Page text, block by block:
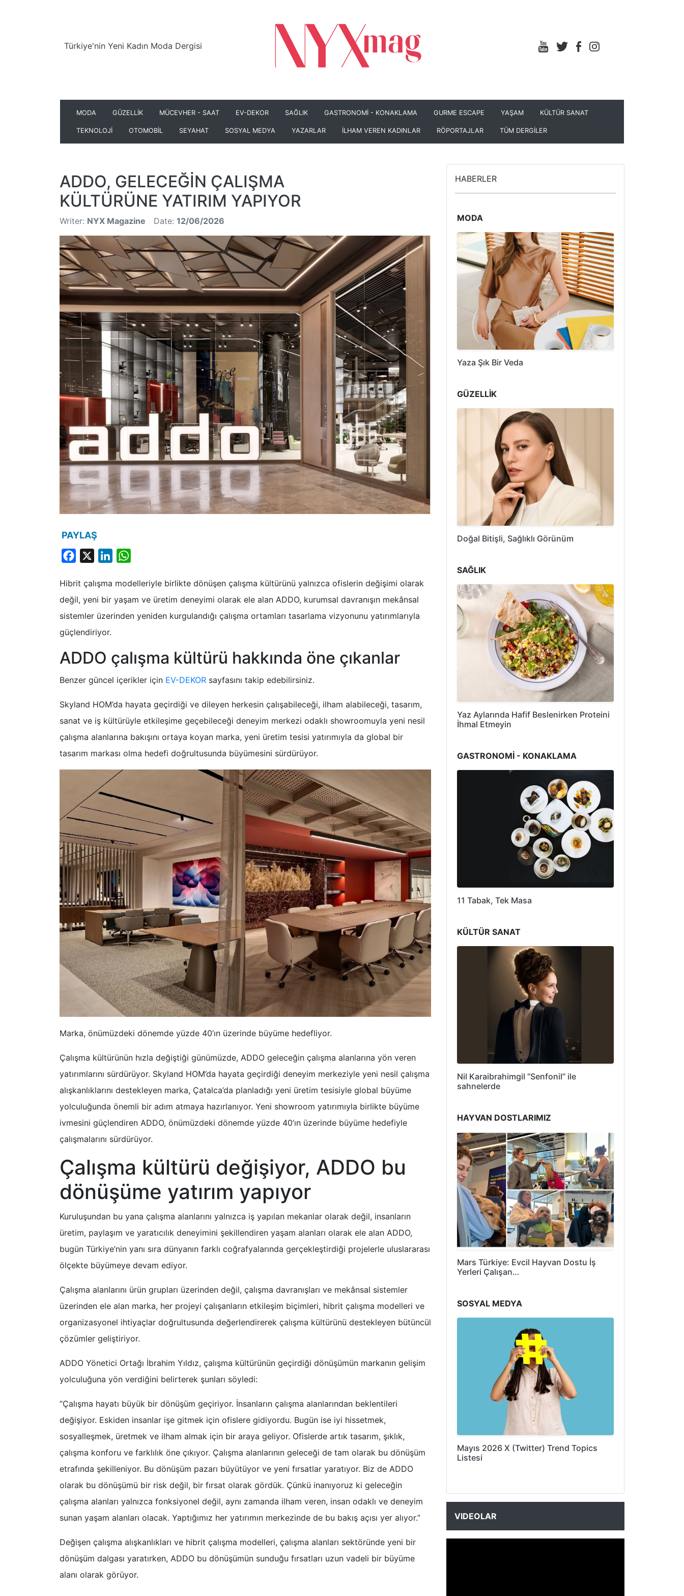
Türkiye'nin Yeni Kadın Moda Dergisi
MODA GÜZELLİK MÜCEVHER - SAAT EV-DEKOR SAĞLIK GASTRONOMİ - KONAKLAMA GURME ESCAPE YAŞAM KÜLTÜR SANAT
TEKNOLOJİ OTOMOBİL SEYAHAT SOSYAL MEDYA YAZARLAR İLHAM VEREN KADINLAR RÖPORTAJLAR TÜM DERGİLER
ADDO, GELECEĞİN ÇALIŞMA
KÜLTÜRÜNE YATIRIM YAPIYOR
Writer: NYX Magazine Date: 12/06/2026
PAYLAŞ
Facebook LinkedIn
Hibrit çalışma modelleriyle birlikte dönüşen çalışma kültürünü yalnızca ofislerin değişimi olarak
değil, yeni bir yaşam ve üretim deneyimi olarak ele alan ADDO, kurumsal davranışın mekânsal
sistemler üzerinden yeniden kurgulandığı çalışma ortamları tasarlama vizyonunu yatırımlarıyla
güçlendiriyor.
ADDO çalışma kültürü hakkında öne çıkanlar
Benzer güncel içerikler için EV-DEKOR sayfasını takip edebilirsiniz.
Skyland HOM’da hayata geçirdiği ve dileyen herkesin çalışabileceği, ilham alabileceği, tasarım,
sanat ve iş kültürüyle etkileşime geçebileceği deneyim merkezi odaklı showroomuyla yeni nesil
çalışma alanlarına bakışını ortaya koyan marka, yeni üretim tesisi yatırımıyla da global bir
tasarım markası olma hedefi doğrultusunda büyümesini sürdürüyor.
Marka, önümüzdeki dönemde yüzde 40’ın üzerinde büyüme hedefliyor.
Çalışma kültürünün hızla değiştiği günümüzde, ADDO geleceğin çalışma alanlarına yön veren
yatırımlarını sürdürüyor. Skyland HOM’da hayata geçirdiği deneyim merkeziyle yeni nesil çalışma
alışkanlıklarını destekleyen marka, Çatalca’da planladığı yeni üretim tesisiyle global büyüme
yolculuğunda önemli bir adım atmaya hazırlanıyor. Yeni showroom yatırımıyla birlikte büyüme
ivmesini güçlendiren ADDO, önümüzdeki dönemde yüzde 40’ın üzerinde büyüme hedefiyle
çalışmalarını sürdürüyor.
Çalışma kültürü değişiyor, ADDO bu
dönüşüme yatırım yapıyor
Kuruluşundan bu yana çalışma alanlarını yalnızca iş yapılan mekanlar olarak değil, insanların
üretim, paylaşım ve yaratıcılık deneyimini şekillendiren yaşam alanları olarak ele alan ADDO,
bugün Türkiye’nin yanı sıra dünyanın farklı coğrafyalarında gerçekleştirdiği projelerle uluslararası
ölçekte büyümeye devam ediyor.
Çalışma alanlarını ürün grupları üzerinden değil, çalışma davranışları ve mekânsal sistemler
üzerinden ele alan marka, her projeyi çalışanların etkileşim biçimleri, hibrit çalışma modelleri ve
organizasyonel ihtiyaçlar doğrultusunda değerlendirerek çalışma kültürünü destekleyen bütüncül
çözümler geliştiriyor.
ADDO Yönetici Ortağı İbrahim Yıldız, çalışma kültürünün geçirdiği dönüşümün markanın gelişim
yolculuğuna yön verdiğini belirterek şunları söyledi:
“Çalışma hayatı büyük bir dönüşüm geçiriyor. İnsanların çalışma alanlarından beklentileri
değişiyor. Eskiden insanlar işe gitmek için ofislere gidiyordu. Bugün ise iyi hissetmek,
sosyalleşmek, üretmek ve ilham almak için bir araya geliyor. Ofislerde artık tasarım, şıklık,
çalışma konforu ve farklılık öne çıkıyor. Çalışma alanlarının geleceği de tam olarak bu dönüşüm
etrafında şekilleniyor. Bu dönüşüm pazarı büyütüyor ve yeni fırsatlar yaratıyor. Biz de ADDO
olarak bu dönüşümü bir risk değil, bir fırsat olarak gördük. Çünkü inanıyoruz ki geleceğin
çalışma alanları yalnızca fonksiyonel değil, aynı zamanda ilham veren, insan odaklı ve deneyim
sunan yaşam alanları olacak. Yaptığımız her yatırımın merkezinde de bu bakış açısı yer alıyor.”
Değişen çalışma alışkanlıkları ve hibrit çalışma modelleri, çalışma alanları sektöründe yeni bir
dönüşüm dalgası yaratırken, ADDO bu dönüşümün sunduğu fırsatları uzun vadeli bir büyüme
alanı olarak görüyor.
HABERLER
MODA
Yaza Şık Bir Veda
GÜZELLİK
Doğal Bitişli, Sağlıklı Görünüm
SAĞLIK
Yaz Aylarında Hafif Beslenirken Proteini
İhmal Etmeyin
GASTRONOMİ - KONAKLAMA
11 Tabak, Tek Masa
KÜLTÜR SANAT
Nil Karaibrahimgil “Senfonil” ile
sahnelerde
HAYVAN DOSTLARIMIZ
Mars Türkiye: Evcil Hayvan Dostu İş
Yerleri Çalışan…
SOSYAL MEDYA
Mayıs 2026 X (Twitter) Trend Topics
Listesi
VIDEOLAR